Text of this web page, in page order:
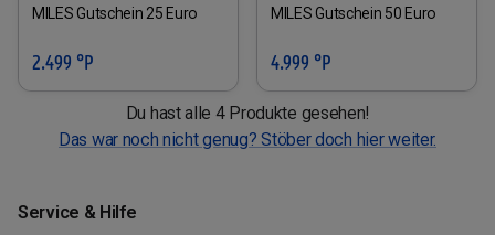
MILES Gutschein 25 Euro
2.499 °P
MILES Gutschein 50 Euro
4.999 °P
Du hast alle 4 Produkte gesehen!
Das war noch nicht genug? Stöber doch hier weiter.
Service & Hilfe